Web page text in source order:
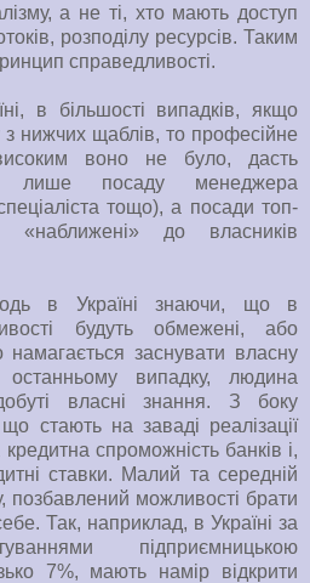
а не ті, хто мають доступ
розподілу ресурсів. Таким
справедливості.
в більшості випадків, якщо
нижчих щаблів, то професійне
воно не було, дасть
лише посаду менеджера
тощо), а посади топ-
«наближені» до власників
в Україні знаючи, що в
будуть обмежені, або
заснувати власну
випадку, людина
власні знання. З боку
стають на заваді реалізації
спроможність банків і,
ставки. Малий та середній
позбавлений можливості брати
Так, наприклад, в Україні за
підприємницькою
7%, мають намір відкрити